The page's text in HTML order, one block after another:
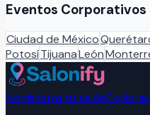
Eventos Corporativos
Ciudad de México
PotosíTijuanaLeón
Administra tu salón